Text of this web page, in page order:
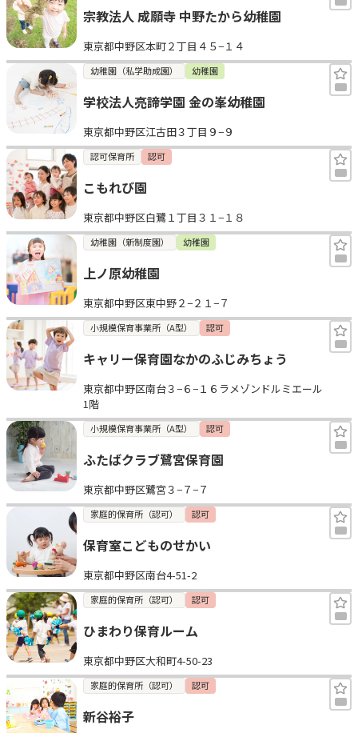
宗教法人 成願寺 中野たから幼稚園
東京都中野区本町２丁目４５−１４
幼稚園（私学助成園） 幼稚園
学校法人亮諦学園 金の峯幼稚園
東京都中野区江古田３丁目９−９
認可保育所 認可
こもれび園
東京都中野区白鷺１丁目３１−１８
幼稚園（新制度園） 幼稚園
上ノ原幼稚園
東京都中野区東中野２−２１−７
小規模保育事業所（A型） 認可
キャリー保育園なかのふじみちょう
東京都中野区南台３−６−１６ラメゾンドルミエール
1階
小規模保育事業所（A型） 認可
ふたばクラブ鷺宮保育園
東京都中野区鷺宮３−７−７
家庭的保育所（認可） 認可
保育室こどものせかい
東京都中野区南台4-51-2
家庭的保育所（認可） 認可
ひまわり保育ルーム
東京都中野区大和町4-50-23
家庭的保育所（認可） 認可
新谷裕子